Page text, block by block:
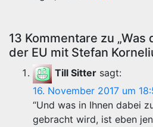
13 Kommentare zu
der EU mit Stefan
Till Sitter sagt:
16. November 2017 um
“Und was in Ihnen dabei
gebracht wird, ist eben